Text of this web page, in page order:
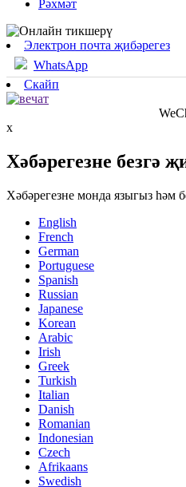
Рәхмәт
Электрон почта җибәрегез
WhatsApp
Скайп
x
Хәбәрегезне безгә
Хәбәрегезне монда языгыз һәм
English
French
German
Portuguese
Spanish
Russian
Japanese
Korean
Arabic
Irish
Greek
Turkish
Italian
Danish
Romanian
Indonesian
Czech
Afrikaans
Swedish